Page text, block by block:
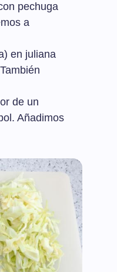
pechuga
a
en juliana
de un
Añadimos